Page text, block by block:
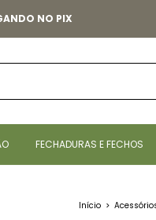
NO PIX
FECHADURAS E FECHOS
Início >